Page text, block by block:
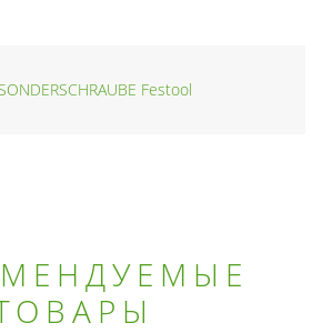
Festool